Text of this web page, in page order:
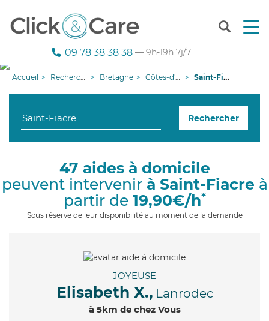
T
n
g
i
09 78 38 38 38 — 9h-19h 7j/7
Accueil Recherche aide à domicile Bretagne Côtes-d'armor Saint-Fiacre
Rechercher
47 aides à domicile
peuvent intervenir à Saint-Fiacre à
partir de 19,90€/h*
Sous réserve de leur disponibilité au moment de la demande
JOYEUSE
Elisabeth X., Lanrodec
à 5km de chez Vous